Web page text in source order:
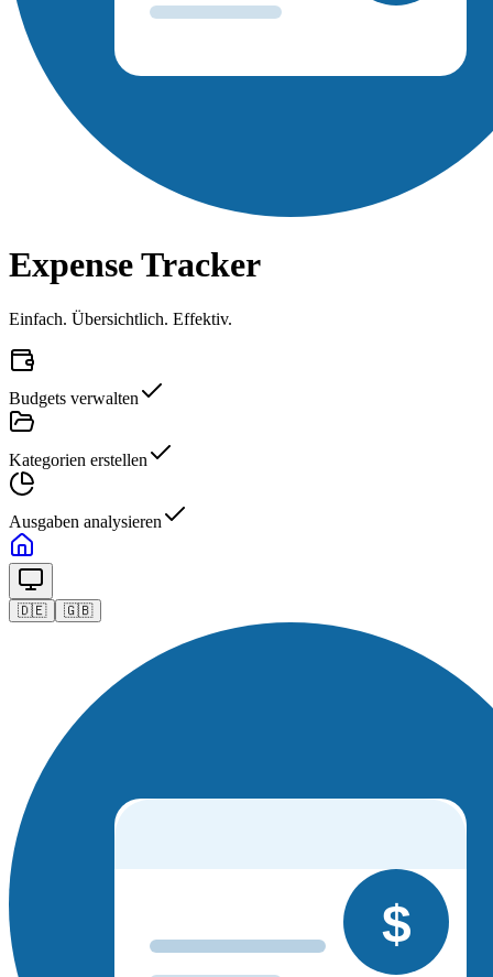
Expense Tracker
Einfach. Übersichtlich. Effektiv.
Budgets verwalten
Kategorien erstellen
Ausgaben analysieren
🇩🇪 🇬🇧